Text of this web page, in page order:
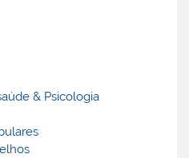
& Psicologia